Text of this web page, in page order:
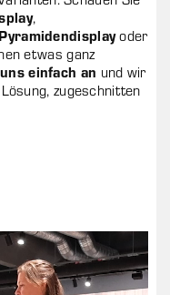
,
oder
etwas ganz
einfach an und wir
zugeschnitten